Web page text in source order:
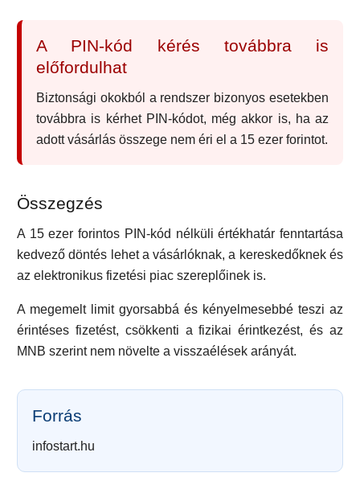
A PIN-kód kérés továbbra is
előfordulhat
Biztonsági okokból a rendszer bizonyos esetekben
továbbra is kérhet PIN-kódot, még akkor is, ha az
adott vásárlás összege nem éri el a 15 ezer forintot.
Összegzés
A 15 ezer forintos PIN-kód nélküli értékhatár fenntartása
kedvező döntés lehet a vásárlóknak, a kereskedőknek és
az elektronikus fizetési piac szereplőinek is.
A megemelt limit gyorsabbá és kényelmesebbé teszi az
érintéses fizetést, csökkenti a fizikai érintkezést, és az
MNB szerint nem növelte a visszaélések arányát.
Forrás
infostart.hu